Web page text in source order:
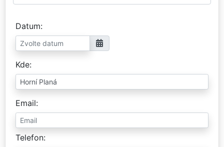
Datum
Kde
Email
Telefon